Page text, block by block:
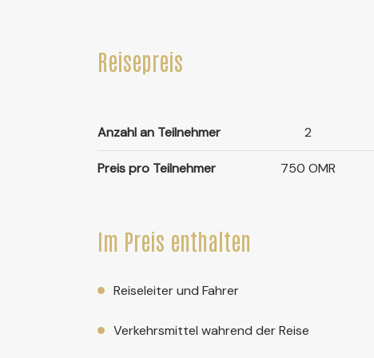
Reisepreis
Anzahl an Teilnehmer 2
Preis pro Teilnehmer 750 OMR
Im Preis enthalten
Reiseleiter und Fahrer
Verkehrsmittel wahrend der Reise